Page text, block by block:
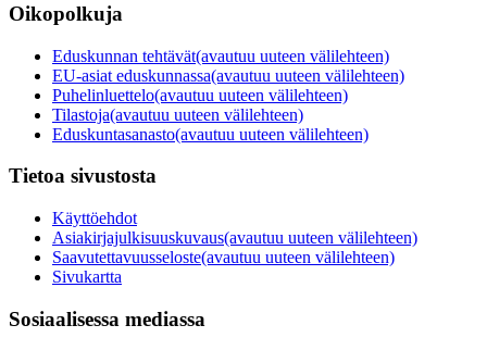
Oikopolkuja
Eduskunnan tehtävät(avautuu uuteen välilehteen)
EU-asiat eduskunnassa(avautuu uuteen välilehteen)
Puhelinluettelo(avautuu uuteen välilehteen)
Tilastoja(avautuu uuteen välilehteen)
Eduskuntasanasto(avautuu uuteen välilehteen)
Tietoa sivustosta
Käyttöehdot
Asiakirjajulkisuuskuvaus(avautuu uuteen välilehteen)
Saavutettavuusseloste(avautuu uuteen välilehteen)
Sivukartta
Sosiaalisessa mediassa